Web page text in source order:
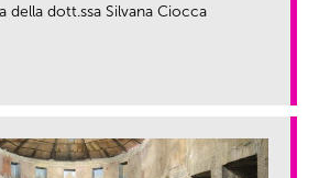
della dott.ssa Silvana Ciocca